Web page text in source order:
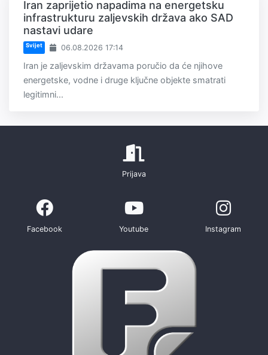
Iran zaprijetio napadima na energetsku
infrastrukturu zaljevskih država ako SAD
nastavi udare
Svijet 06.08.2026 17:14
Iran je zaljevskim državama poručio da će njihove
energetske, vodne i druge ključne objekte smatrati
legitimni...
Prijava
Facebook Youtube Instagram